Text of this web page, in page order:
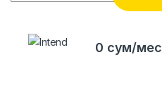
0 сум/мес